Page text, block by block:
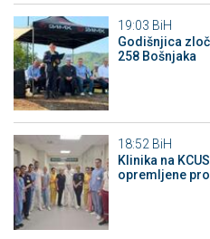
19:03 BiH
Godišnjica
258 Bošnjaka
18:52 BiH
Klinika na
opremljene